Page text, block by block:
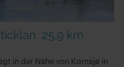
25,9 km
in der Nähe von Kornsjø in